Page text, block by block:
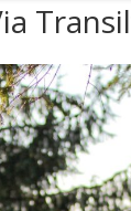
Februarie